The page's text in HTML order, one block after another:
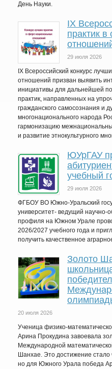
День Науки.
IХ
практик
29 июля 2026
IX Всероссийский конкурс
отношений призван выявить
инициативы для дальнейшей
практик, направленных на
гражданского самосознания и
многонационального народа
гармонизацию
и развитие этнокультурного
ЮУрГАУ
учебный
29 июля 2026
ФГБОУ ВО Южно-Уральский
университет- ведущий научно-
профиля на Южном Урале
2026/2027 учебного года и
получить качественное
Золото
20 июля 2026
Ученица физико-
Арина Прокудина завоевала
Международной
Шанхае. Это достижение
но для Южного Урала победа